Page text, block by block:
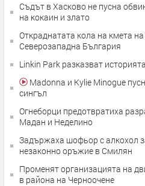
Съдът в Хасково не пусна
на кокаин и злато
Откраднатата кола на кмета
Северозападна България
Linkin Park разказват
сингъл
Огнеборци предотвратиха
Мадан и Неделино
Задържаха шофьор с алкохол
незаконно оръжие в Смилян
Променят организацията на
в района на Черноочене